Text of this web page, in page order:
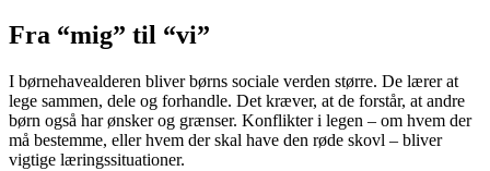
Fra “mig” til “vi”
I børnehavealderen bliver børns sociale verden større. De lærer at
lege sammen, dele og forhandle. Det kræver, at de forstår, at andre
børn også har ønsker og grænser. Konflikter i legen – om hvem der
må bestemme, eller hvem der skal have den røde skovl – bliver
vigtige læringssituationer.